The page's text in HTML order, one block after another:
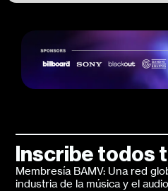
Inscribe todos
Membresía BAMV: Una red
industria de la música y el